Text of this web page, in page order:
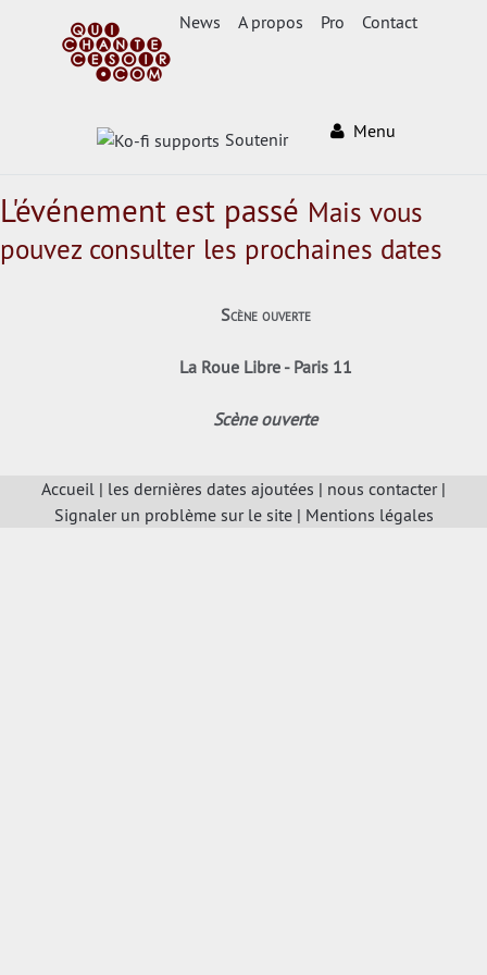
News A propos Pro Contact
Soutenir Menu
L'événement est passé Mais vous
pouvez consulter les prochaines dates
Scène ouverte
La Roue Libre - Paris 11
Scène ouverte
Accueil | les dernières dates ajoutées | nous contacter|
Signaler un problème sur le site| Mentions légales